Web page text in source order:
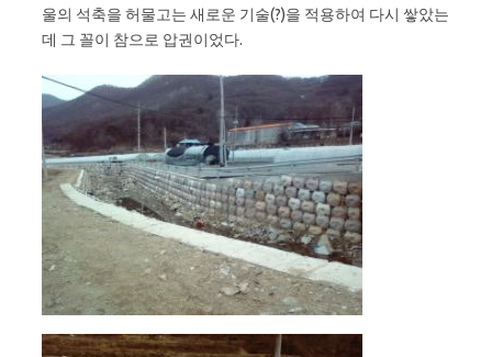
울의 석축을 허물고는 새로운 기술(?)을 적용하여 다시 쌓았는
데 그 꼴이 참으로 압권이었다.